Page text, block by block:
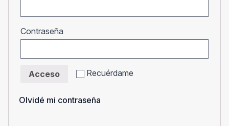
Contraseña
Recuérdame
Acceso
Olvidé mi contraseña